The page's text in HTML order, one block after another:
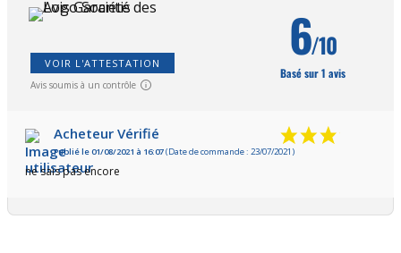
VOIR L'ATTESTATION
Avis soumis à un contrôle
6/10
Basé sur 1 avis
Acheteur Vérifié
Publié le 01/08/2021 à 16:07(Date de commande : 23/07/2021)
ne sais pas encore